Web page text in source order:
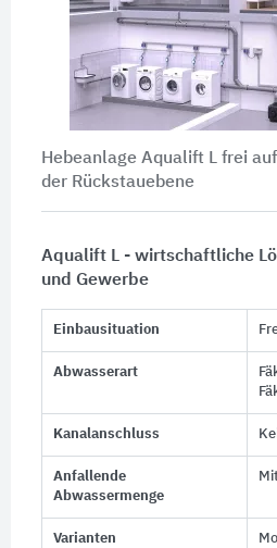
Hebeanlage Aqualift L frei
der Rückstauebene
Aqualift L - wirtschaftliche
und Gewerbe
Einbausituation
Abwasserart
Kanalanschluss
Anfallende
Abwassermenge
Varianten